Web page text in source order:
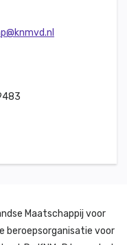
Maatschappij voor
beroepsorganisatie voor